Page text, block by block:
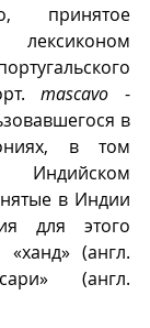
принятое
mascavo -
в
в том
в Индии
для этого